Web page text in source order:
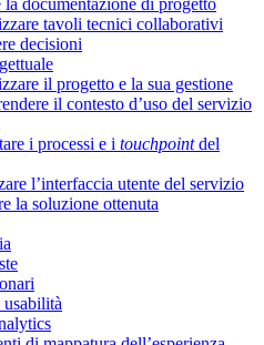
la documentazione di progetto
tavoli tecnici collaborativi
decisioni
il progetto e la sua gestione
il contesto d’uso del servizio
i processi e i touchpointdel
l’interfaccia utente del servizio
la soluzione ottenuta